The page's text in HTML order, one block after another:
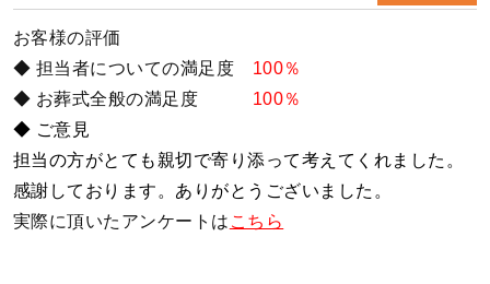
お客様の評価
◆ 担当者についての満足度 100％
◆ お葬式全般の満足度 100％
◆ ご意見
担当の方がとても親切で寄り添って考えてくれました。
感謝しております。ありがとうございました。
実際に頂いたアンケートは こちら